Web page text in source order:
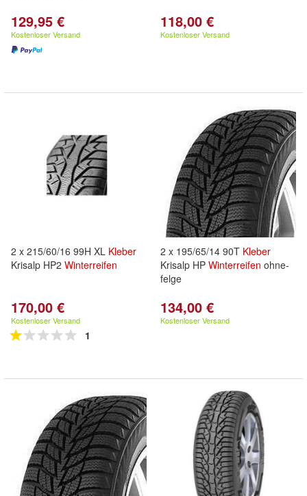
129,95 €
Kostenloser Versand
118,00 €
Kostenloser Versand
2 x 215/60/16 99H XL Kleber
Krisalp HP2 Winterreifen
170,00 €
Kostenloser Versand
1
2 x 195/65/14 90T Kleber
Krisalp HP Winterreifen ohne-
felge
134,00 €
Kostenloser Versand